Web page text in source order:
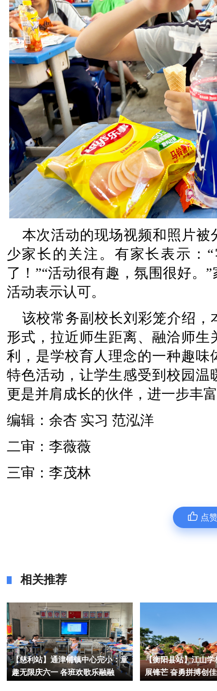
本次活动的现场视频和照片
少家长的关注。有家长表示：
了！”“活动很有趣，氛围很好。
活动表示认可。
该校常务副校长刘彩笼介绍
形式，拉近师生距离、融洽师
利，是学校育人理念的一种趣
特色活动，让学生感受到校园
更是并肩成长的伙伴，进一步丰
编辑：余杏 实习 范泓洋
二审：李薇薇
三审：李茂林
点
相关推荐
【慈利站】通津铺镇中心完小：童
趣无限庆六一 各班欢歌乐融融
【衡阳县站】江山学
展锋芒 奋勇拼搏创